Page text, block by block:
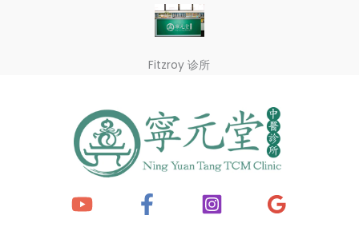
Fitzroy 诊所